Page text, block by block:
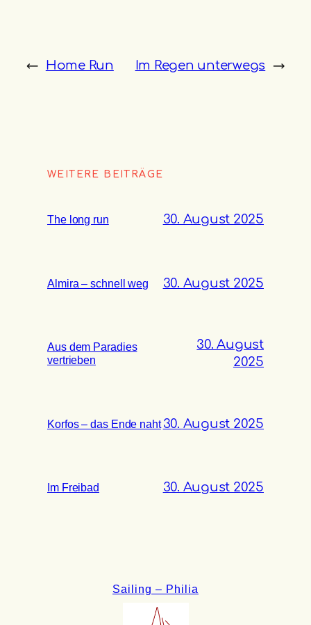
← Home Run Im Regen unterwegs →
WEITERE BEITRÄGE
The long run 30. August 2025
Almira – schnell weg 30. August 2025
Aus dem Paradies
vertrieben
30. August
2025
Korfos – das Ende naht 30. August 2025
Im Freibad 30. August 2025
Sailing – Philia